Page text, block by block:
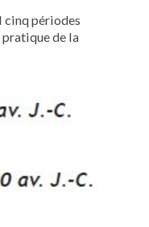
cinq périodes
de la